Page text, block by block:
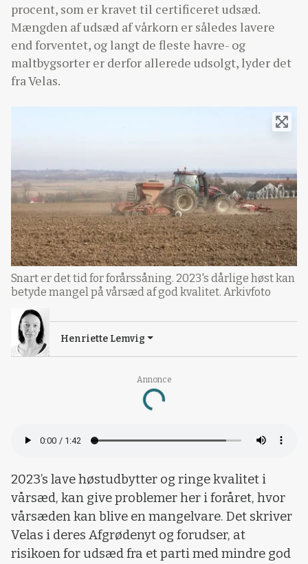
Annonce
Loading...
procent, som er kravet til certificeret udsæd.
Mængden af udsæd af vårkorn er således lavere
end forventet, og langt de fleste havre- og
maltbygsorter er derfor allerede udsolgt, lyder det
fra Velas.
Snart er det tid for forårssåning. 2023's dårlige høst kan
betyde mangel på vårsæd af god kvalitet. Arkivfoto
Henriette Lemvig
2023’s lave høstudbytter og ringe kvalitet i
vårsæd, kan give problemer her i foråret, hvor
vårsæden kan blive en mangelvare. Det skriver
Velas i deres Afgrødenyt og forudser, at
risikoen for udsæd fra et parti med mindre god